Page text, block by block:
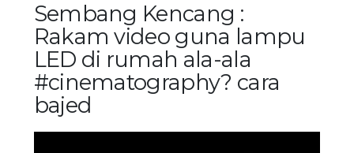
Sembang Kencang :
Rakam video guna lampu
LED di rumah ala-ala
#cinematography? cara
bajed